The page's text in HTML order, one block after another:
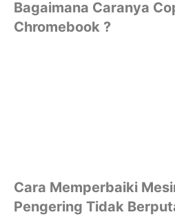
Bagaimana Caranya
Chromebook ?
Cara Memperbaiki
Pengering Tidak